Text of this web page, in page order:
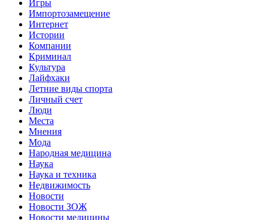
Игры
Импортозамещение
Интернет
Истории
Компании
Криминал
Культура
Лайфхаки
Летние виды спорта
Личный счет
Люди
Места
Мнения
Мода
Народная медицина
Наука
Наука и техника
Недвижимость
Новости
Новости ЗОЖ
Новости медицины